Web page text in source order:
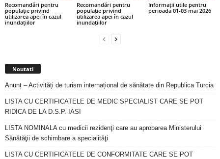
Recomandări pentru
populație privind
utilizarea apei în cazul
inundațiilor
Recomandări pentru
populație privind
utilizarea apei în cazul
inundațiilor
Informații utile pentru
perioada 01-03 mai 2026
Noutati
Anunț – Activități de turism internațional de sănătate din Republica Turcia
LISTA CU CERTIFICATELE DE MEDIC SPECIALIST CARE SE POT
RIDICA DE LA D.S.P. IASI
LISTA NOMINALA cu medicii rezidenţi care au aprobarea Ministerului
Sănătăţii de schimbare a specialităţi
LISTA CU CERTIFICATELE DE CONFORMITATE CARE SE POT